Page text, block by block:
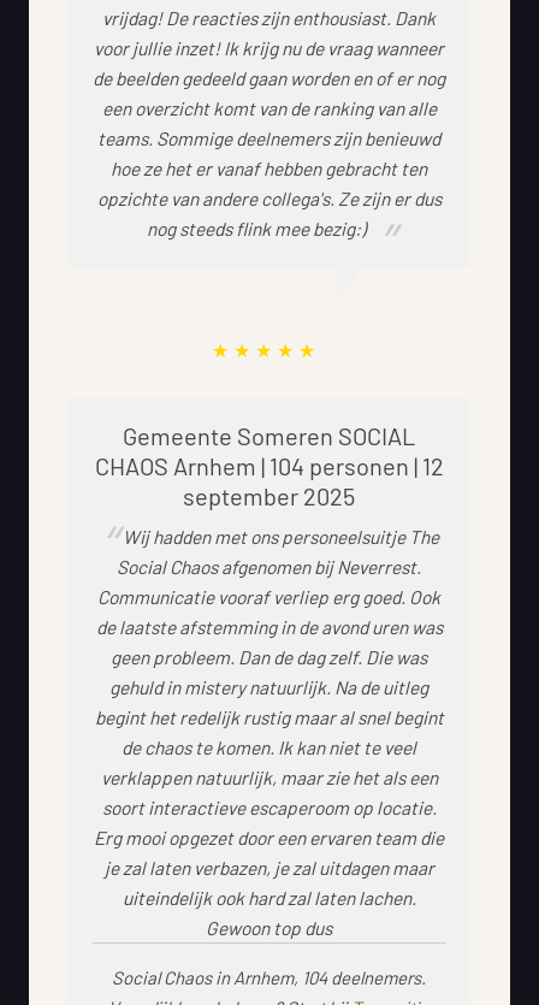
vrijdag! De reacties zijn enthousiast. Dank
voor jullie inzet! Ik krijg nu de vraag wanneer
de beelden gedeeld gaan worden en of er nog
een overzicht komt van de ranking van alle
teams. Sommige deelnemers zijn benieuwd
hoe ze het er vanaf hebben gebracht ten
opzichte van andere collega's. Ze zijn er dus
nog steeds flink mee bezig:)
Gemeente Someren SOCIAL
CHAOS Arnhem | 104 personen | 12
september 2025
Wij hadden met ons personeelsuitje The
Social Chaos afgenomen bij Neverrest.
Communicatie vooraf verliep erg goed. Ook
de laatste afstemming in de avond uren was
geen probleem. Dan de dag zelf. Die was
gehuld in mistery natuurlijk. Na de uitleg
begint het redelijk rustig maar al snel begint
de chaos te komen. Ik kan niet te veel
verklappen natuurlijk, maar zie het als een
soort interactieve escaperoom op locatie.
Erg mooi opgezet door een ervaren team die
je zal laten verbazen, je zal uitdagen maar
uiteindelijk ook hard zal laten lachen.
Gewoon top dus
Social Chaos in Arnhem, 104 deelnemers.